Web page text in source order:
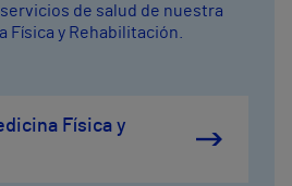
de salud de nuestra
Física y Rehabilitación.
Física y